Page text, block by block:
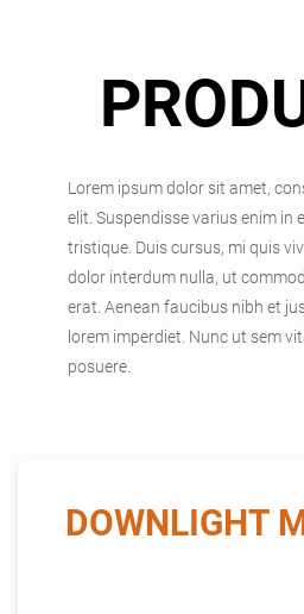
Lorem ipsum dolor sit amet,
elit. Suspendisse varius enim in
tristique. Duis cursus, mi quis
dolor interdum nulla, ut
erat. Aenean faucibus nibh et
lorem imperdiet. Nunc ut sem
posuere.
DOWNLIGHT